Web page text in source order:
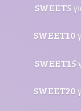
SWEET5
SWEET10
SWEET15
SWEET20